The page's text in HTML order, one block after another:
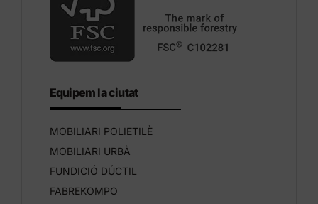
Equipem la ciutat
MOBILIARI POLIETILÈ
MOBILIARI URBÀ
FUNDICIÓ DÚCTIL
FABREKOMPO